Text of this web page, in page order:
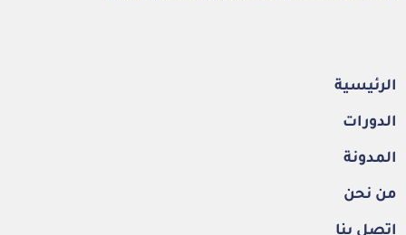
الرئيسية
الدورات
المدونة
من نحن
اتصل بنا